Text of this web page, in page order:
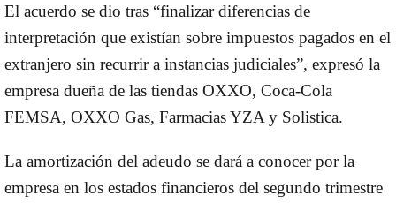
El acuerdo se dio tras “finalizar diferencias de
interpretación que existían sobre impuestos pagados en el
extranjero sin recurrir a instancias judiciales”, expresó la
empresa dueña de las tiendas OXXO, Coca-Cola
FEMSA, OXXO Gas, Farmacias YZA y Solistica.
La amortización del adeudo se dará a conocer por la
empresa en los estados financieros del segundo trimestre